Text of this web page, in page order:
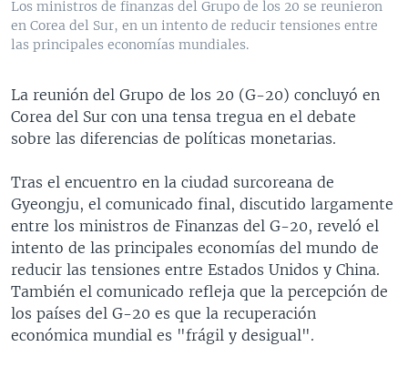
VENEZUELA
BRASIL
NICARAGUA
ECONOMÍA
ENTRETENIMIENTO Y CULTURA
DEPORTES
CIENCIA Y SALUD
MULTIMEDIA
VIDEOS
AUDIOS
PROGRAMAS TV
FORO INTERAMERICANO
VISIÓN 360
LAS CLAVES
PANORAMA
AVANCE INFORMATIVO
AUDIONOTICIAS
BUENOS DÍAS AMÉRICA
ESTADOS UNIDOS AL DÍA
EL MUNDO AL DÍA [RADIO]
FORO [RADIO]
DEPORTIVO INTERNACIONAL
NOTA ECONÓMICA
DIRECT
DOCUMENTALES DE LA VOA
Learning English
SÍGANOS
Idiomas
Los ministros de finanzas del Grupo de los 20 se reunieron
en Corea del Sur, en un intento de reducir tensiones entre
las principales economías mundiales.
La reunión del Grupo de los 20 (G-20) concluyó en
Corea del Sur con una tensa tregua en el debate
sobre las diferencias de políticas monetarias.
Tras el encuentro en la ciudad surcoreana de
Gyeongju, el comunicado final, discutido largamente
entre los ministros de Finanzas del G-20, reveló el
intento de las principales economías del mundo de
reducir las tensiones entre Estados Unidos y China.
También el comunicado refleja que la percepción de
los países del G-20 es que la recuperación
económica mundial es "frágil y desigual".